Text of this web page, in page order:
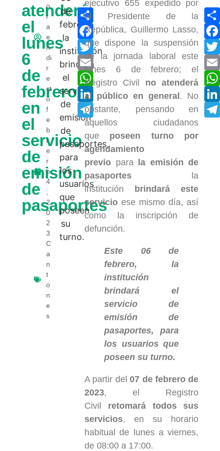
atenderá
el
lunes
6
de
febrero
en
el
servicio
de
emisión
de
pasaportes
o
r
a
e
n
di
r
e
ct
o
f
e
b
r
e
r
o
4
2
0
2
3
C
a
n
t
o
n
e
s
Compartir
Facebook
Twitter
Email
WhatsApp
LinkedIn
Telegram
ejecutivo 655 expedido por
el Presidente de la
República, Guillermo Lasso,
que dispone la suspensión
de la jornada laboral este
lunes 6 de febrero; el
Registro Civil no atenderá
al público en general. No
obstante, pensando en
aquellos ciudadanos
que poseen turno por
agendamiento
previo para la emisión de
pasaportes la
institución brindará este
servicioese mismo día, así
como la inscripción de
defunción.
Este 06 de
febrero, la
institución
brindará el
servicio de
emisión de
pasaportes, para
los usuarios que
poseen su turno.
A partir del07 de febrero de
2023, el Registro
Civil retomará todos sus
servicios, en su horario
habitual de lunes a viernes,
de 08:00 a 17:00.